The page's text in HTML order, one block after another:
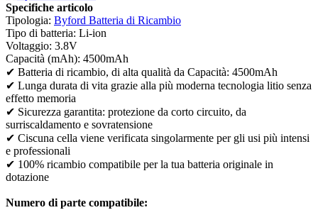
Specifiche articolo
Tipologia: Byford Batteria di Ricambio
Tipo di batteria: Li-ion
Voltaggio: 3.8V
Capacità (mAh): 4500mAh
✔ Batteria di ricambio, di alta qualità da Capacità: 4500mAh
✔ Lunga durata di vita grazie alla più moderna tecnologia litio senza
effetto memoria
✔ Sicurezza garantita: protezione da corto circuito, da
surriscaldamento e sovratensione
✔ Ciscuna cella viene verificata singolarmente per gli usi più intensi
e professionali
✔ 100% ricambio compatibile per la tua batteria originale in
dotazione
Numero di parte compatibile: